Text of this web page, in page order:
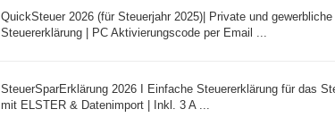
QuickSteuer 2026 (für Steuerjahr 2025)| Private und gewerbliche
Steuererklärung | PC Aktivierungscode per Email ...
SteuerSparErklärung 2026 I Einfache Steuererklärung für das
mit ELSTER & Datenimport | Inkl. 3 A ...